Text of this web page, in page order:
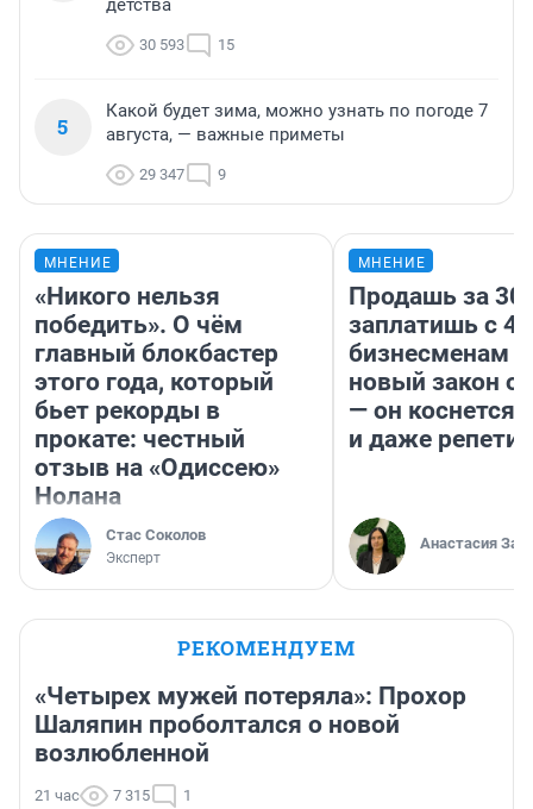
детства
30 593 15
5
Какой будет зима, можно узнать по погоде 7
августа, — важные приметы
29 347 9
МНЕНИЕ
«Никого нельзя
победить». О чём
главный блокбастер
этого года, который
бьет рекорды в
прокате: честный
отзыв на «Одиссею»
Нолана
Стас Соколов
Эксперт
МНЕНИЕ
Продашь за
заплатишь с
бизнесменам
новый закон о
— он коснется
и даже
Анастасия
РЕКОМЕНДУЕМ
«Четырех мужей потеряла»: Прохор
Шаляпин проболтался о новой
возлюбленной
21 час 7 315 1